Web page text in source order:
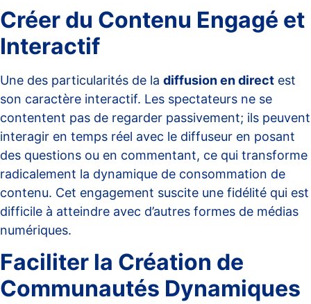
Créer du Contenu Engagé et
Interactif
Une des particularités de la diffusion en direct est
son caractère interactif. Les spectateurs ne se
contentent pas de regarder passivement; ils peuvent
interagir en temps réel avec le diffuseur en posant
des questions ou en commentant, ce qui transforme
radicalement la dynamique de consommation de
contenu. Cet engagement suscite une fidélité qui est
difficile à atteindre avec d’autres formes de médias
numériques.
Faciliter la Création de
Communautés Dynamiques